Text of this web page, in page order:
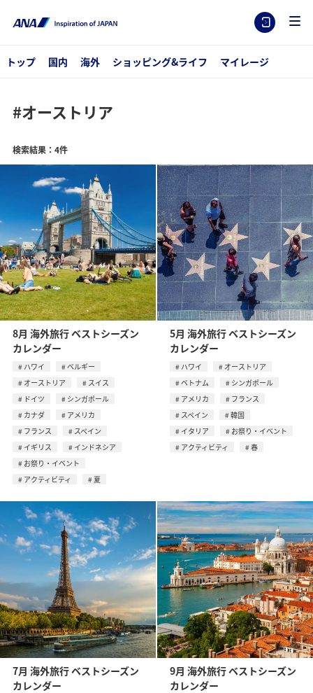
トップ 国内 海外 ショッピング&ライフ マイレージ
#オーストリア
検索結果：4件
8月 海外旅行 ベストシーズン
カレンダー
ハワイ
ベルギー
オーストリア
スイス
ドイツ
シンガポール
カナダ
アメリカ
フランス
スペイン
イギリス
インドネシア
お祭り・イベント
アクティビティ
夏
5月 海外旅行 ベストシーズン
カレンダー
ハワイ
オーストリア
ベトナム
シンガポール
アメリカ
フランス
スペイン
韓国
イタリア
お祭り・イベント
アクティビティ
春
7月 海外旅行 ベストシーズン
カレンダー
9月 海外旅行 ベストシーズン
カレンダー